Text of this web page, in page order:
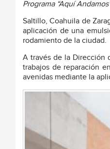
Programa “Aquí
Saltillo, Coahuila de
aplicación de una
rodamiento de la ciudad.
A través de la Dirección
trabajos de reparación
avenidas mediante la